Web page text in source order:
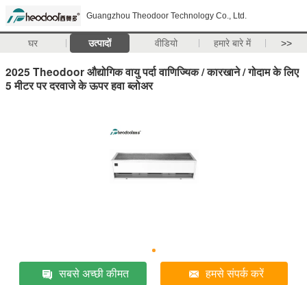
Guangzhou Theodoor Technology Co., Ltd.
घर उत्पादों वीडियो हमारे बारे में >>
2025 Theodoor औद्योगिक वायु पर्दा वाणिज्यिक / कारखाने / गोदाम के लिए
5 मीटर पर दरवाजे के ऊपर हवा ब्लोअर
सबसे अच्छी कीमत हमसे संपर्क करें